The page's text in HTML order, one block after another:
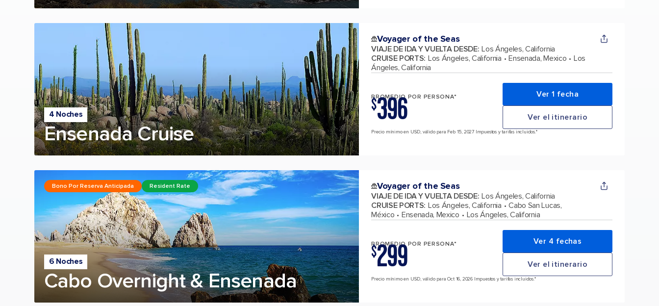
4 Noches
Ensenada Cruise
Voyager of the Seas
VIAJE DE IDA Y VUELTA DESDE: Los Ángeles, California
CRUISE PORTS: Los Ángeles, California Ensenada, Mexico
Los
Ángeles, California
PROMEDIO POR PERSONA*
$396 Ver 1 fecha
Ver el itinerario
Precio mínimo en USD, válido para Feb 15, 2027 Impuestos y tarifas incluidos.*
6 Noches
Cabo Overnight & Ensenada
Bono Por Reserva Anticipada Resident Rate Voyager of the Seas
VIAJE DE IDA Y VUELTA DESDE: Los Ángeles, California
CRUISE PORTS: Los Ángeles, California
Cabo San Lucas,
México
Ensenada, Mexico Los Ángeles, California
PROMEDIO POR PERSONA*
$299 Ver 4 fechas
Ver el itinerario
Precio mínimo en USD, válido para Oct 16, 2026 Impuestos y tarifas incluidos.*